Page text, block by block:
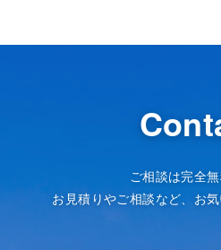
ご相談は完全無
お見積りやご相談など、お気